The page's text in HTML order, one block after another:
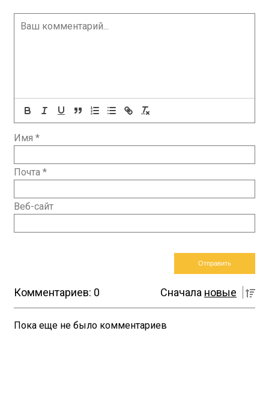
Имя *
Почта *
Веб-сайт
Комментариев: 0 Сначала новые
Пока еще не было комментариев